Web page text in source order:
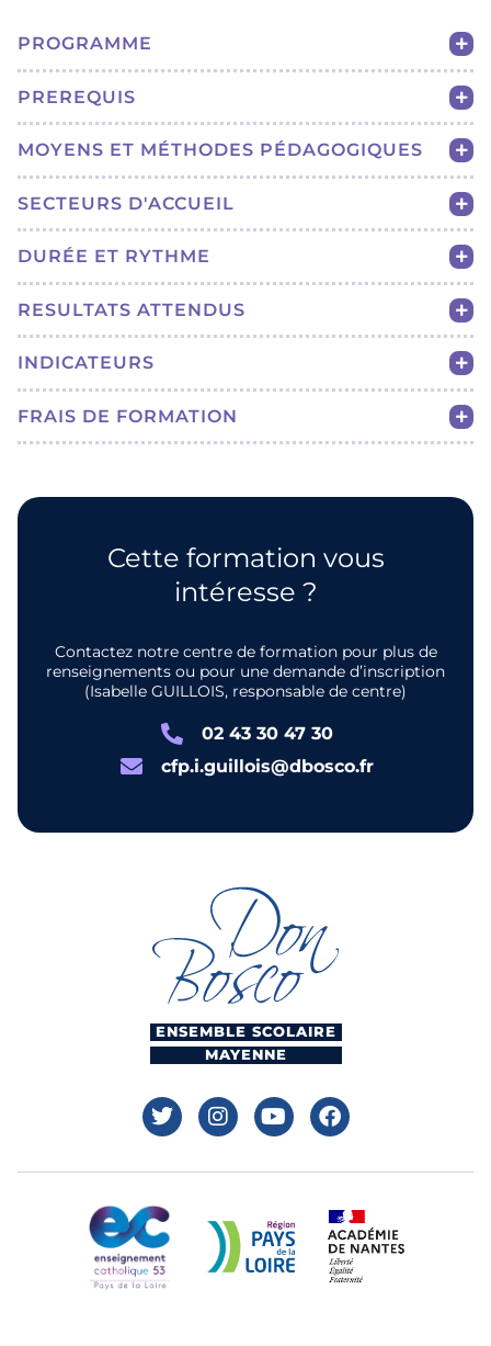
PROGRAMME
PREREQUIS
MOYENS ET MÉTHODES PÉDAGOGIQUES
SECTEURS D'ACCUEIL
DURÉE ET RYTHME
RESULTATS ATTENDUS
INDICATEURS
FRAIS DE FORMATION
Cette formation vous
intéresse ?
Contactez notre centre de formation pour plus de
renseignements ou pour une demande d’inscription
(Isabelle GUILLOIS, responsable de centre)
02 43 30 47 30
cfp.i.guillois@dbosco.fr
ENSEMBLE SCOLAIRE
MAYENNE